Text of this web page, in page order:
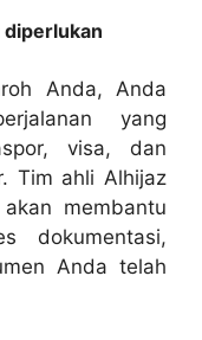
diperlukan
Anda, Anda
yang
visa, dan
Tim ahli Alhijaz
membantu
dokumentasi,
Anda telah